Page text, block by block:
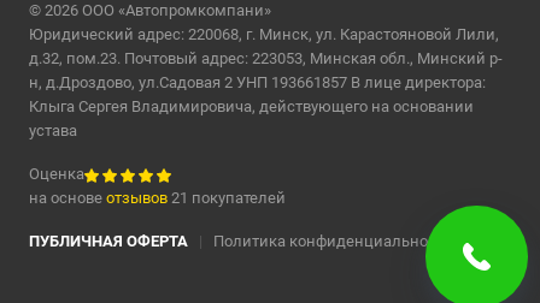
© 2026 ООО «Автопромкомпани»
Юридический адрес: 220068, г. Минск, ул. Карастояновой Лили,
д.32, пом.23. Почтовый адрес: 223053, Минская обл., Минский р-
н, д.Дроздово, ул.Садовая 2 УНП 193661857 В лице директора:
Клыга Сергея Владимировича, действующего на основании
устава
Оценка
на основе отзывов 21 покупателей
ПУБЛИЧНАЯ ОФЕРТА | Политика конфиденциальности